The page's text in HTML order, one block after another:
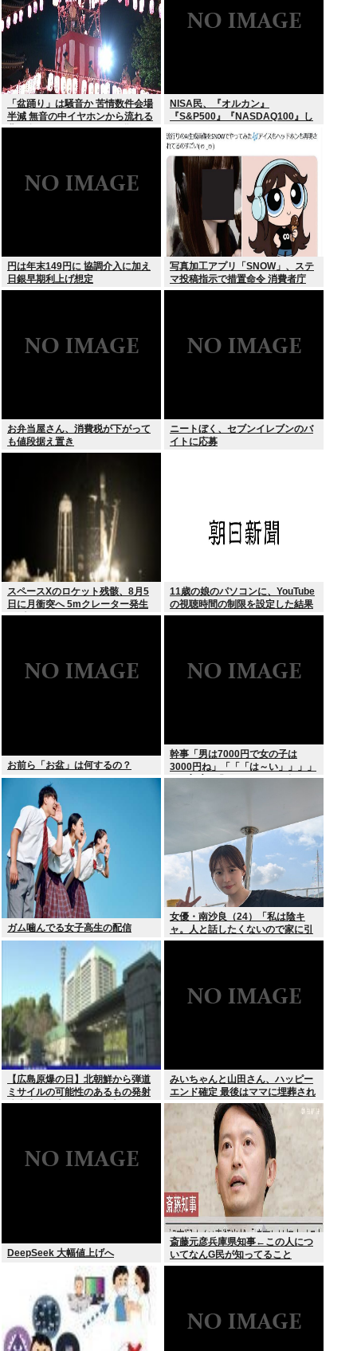
「盆踊り」は騒音か 苦情数件会場
半減 無音の中イヤホンから流れる
曲に合わせ踊るサイレント盆ダン
NISA民、『オルカン』
『S&P500』『NASDAQ100』し
円は年末149円に 協調介入に加え
日銀早期利上げ想定
写真加工アプリ「SNOW」、ステ
マ投稿指示で措置命令 消費者庁
お弁当屋さん、消費税が下がって
も値段据え置き
ニートぼく、セブンイレブンのバ
イトに応募
スペースXのロケット残骸、8月5
日に月衝突へ 5mクレーター発生
予測
11歳の娘のパソコンに、YouTube
の視聴時間の制限を設定した結果
お前ら「お盆」は何するの？
幹事「男は7000円で女の子は
3000円ね」「「「は～い」」」」
（ヽ´ん`）「あ？ ちょっと待て
ガム噛んでる女子高生の配信
女優・南沙良（24）「私は陰キ
ャ。人と話したくないので家に引
きこもってPCでアニメを観ていた
【広島原爆の日】北朝鮮から弾道
ミサイルの可能性のあるもの発射
防衛省が発表8月6日 17時12分配
みいちゃんと山田さん、ハッピー
エンド確定 最後はママに埋葬され
る
DeepSeek 大幅値上げへ
斎藤元彦兵庫県知事←この人につ
いてなんG民が知ってること